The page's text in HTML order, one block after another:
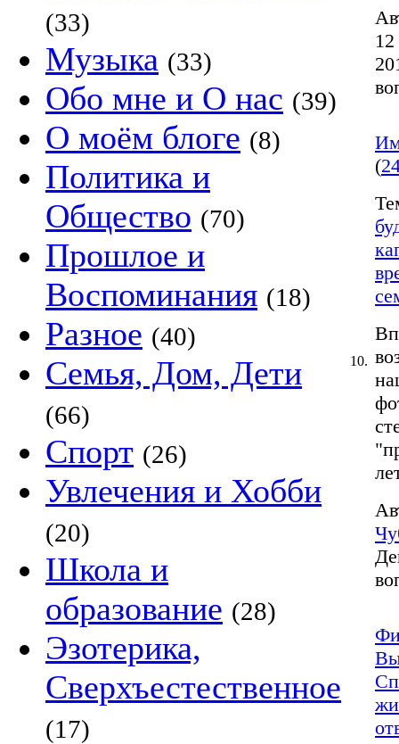
(33)
Музыка (33)
Обо мне и О нас (39)
О моём блоге (8)
Политика и
Общество (70)
Прошлое и
Воспоминания (18)
Разное (40)
Семья, Дом, Дети
(66)
Спорт (26)
Увлечения и Хобби
(20)
Школа и
образование (28)
Эзотерика,
Сверхъестественное
(17)
10.
(